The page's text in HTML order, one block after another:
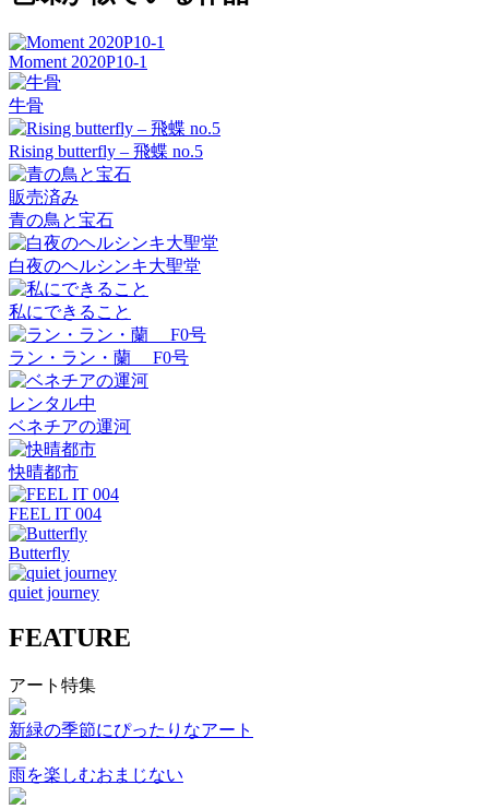
Moment 2020P10-1
牛骨
Rising butterfly – 飛蝶 no.5
販売済み
青の鳥と宝石
白夜のヘルシンキ大聖堂
私にできること
ラン・ラン・蘭 F0号
レンタル中
ベネチアの運河
快晴都市
FEEL IT 004
Butterfly
quiet journey
FEATURE
アート特集
新緑の季節にぴったりなアート
雨を楽しむおまじない